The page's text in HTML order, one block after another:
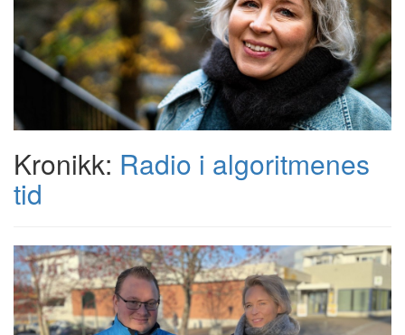
Kronikk: Radio i algoritmenes
tid